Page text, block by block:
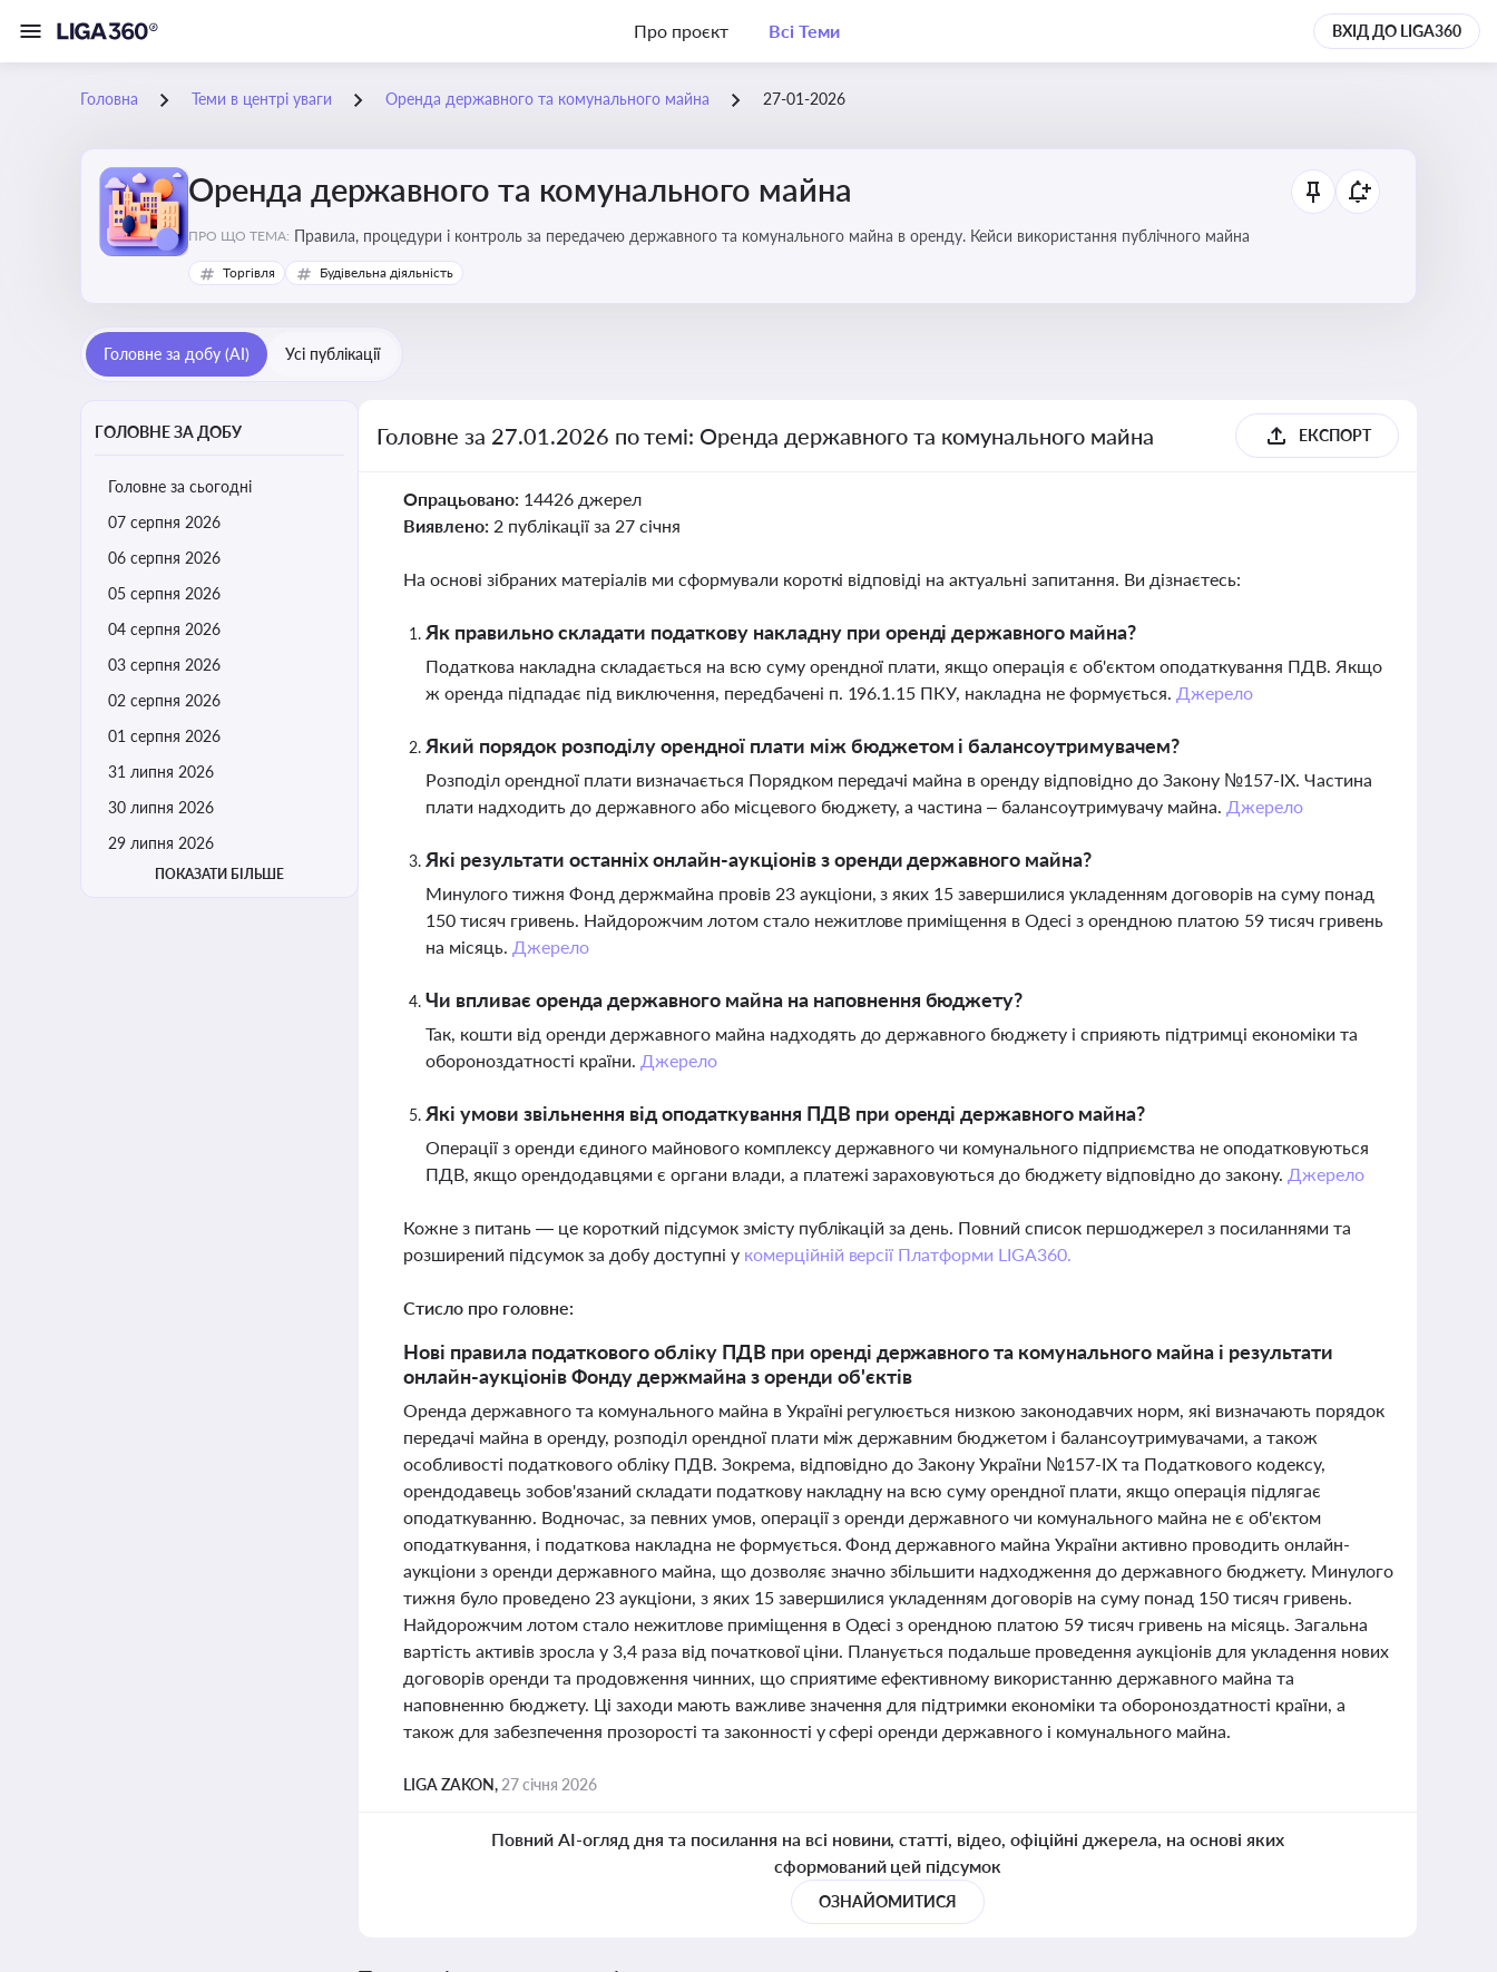
Про проєкт Всі Теми ВХІД ДО LIGA360
Головна Теми в центрі уваги Оренда державного та комунального майна 27-01-2026
Оренда державного та комунального майна
ПРО ЩО ТЕМА: Правила, процедури і контроль за передачею державного та комунального майна в оренду. Кейси використання публічного майна
Торгівля Будівельна діяльність
Головне за добу (AI) Усі публікації
ГОЛОВНЕ ЗА ДОБУ
Головне за сьогодні
07 серпня 2026
06 серпня 2026
05 серпня 2026
04 серпня 2026
03 серпня 2026
02 серпня 2026
01 серпня 2026
31 липня 2026
30 липня 2026
29 липня 2026
ПОКАЗАТИ БІЛЬШЕ
Головне за 27.01.2026 по темі: Оренда державного та комунального майна ЕКСПОРТ
Опрацьовано: 14426 джерел
Виявлено: 2 публікації за 27 січня
На основі зібраних матеріалів ми сформували короткі відповіді на актуальні запитання. Ви дізнаєтесь:
Як правильно складати податкову накладну при оренді державного майна?
Податкова накладна складається на всю суму орендної плати, якщо операція є об'єктом оподаткування ПДВ. Якщо
ж оренда підпадає під виключення, передбачені п. 196.1.15 ПКУ, накладна не формується. Джерело
Який порядок розподілу орендної плати між бюджетом і балансоутримувачем?
Розподіл орендної плати визначається Порядком передачі майна в оренду відповідно до Закону №157-IX. Частина
плати надходить до державного або місцевого бюджету, а частина – балансоутримувачу майна. Джерело
Які результати останніх онлайн-аукціонів з оренди державного майна?
Минулого тижня Фонд держмайна провів 23 аукціони, з яких 15 завершилися укладенням договорів на суму понад
150 тисяч гривень. Найдорожчим лотом стало нежитлове приміщення в Одесі з орендною платою 59 тисяч гривень
на місяць. Джерело
Чи впливає оренда державного майна на наповнення бюджету?
Так, кошти від оренди державного майна надходять до державного бюджету і сприяють підтримці економіки та
обороноздатності країни. Джерело
Які умови звільнення від оподаткування ПДВ при оренді державного майна?
Операції з оренди єдиного майнового комплексу державного чи комунального підприємства не оподатковуються
ПДВ, якщо орендодавцями є органи влади, а платежі зараховуються до бюджету відповідно до закону. Джерело
Кожне з питань — це короткий підсумок змісту публікацій за день. Повний список першоджерел з посиланнями та
розширений підсумок за добу доступні у комерційній версії Платформи LIGA360.
Стисло про головне:
Нові правила податкового обліку ПДВ при оренді державного та комунального майна і результати
онлайн-аукціонів Фонду держмайна з оренди об'єктів
Оренда державного та комунального майна в Україні регулюється низкою законодавчих норм, які визначають порядок
передачі майна в оренду, розподіл орендної плати між державним бюджетом і балансоутримувачами, а також
особливості податкового обліку ПДВ. Зокрема, відповідно до Закону України №157-IX та Податкового кодексу,
орендодавець зобов'язаний складати податкову накладну на всю суму орендної плати, якщо операція підлягає
оподаткуванню. Водночас, за певних умов, операції з оренди державного чи комунального майна не є об'єктом
оподаткування, і податкова накладна не формується. Фонд державного майна України активно проводить онлайн-
аукціони з оренди державного майна, що дозволяє значно збільшити надходження до державного бюджету. Минулого
тижня було проведено 23 аукціони, з яких 15 завершилися укладенням договорів на суму понад 150 тисяч гривень.
Найдорожчим лотом стало нежитлове приміщення в Одесі з орендною платою 59 тисяч гривень на місяць. Загальна
вартість активів зросла у 3,4 раза від початкової ціни. Планується подальше проведення аукціонів для укладення нових
договорів оренди та продовження чинних, що сприятиме ефективному використанню державного майна та
наповненню бюджету. Ці заходи мають важливе значення для підтримки економіки та обороноздатності країни, а
також для забезпечення прозорості та законності у сфері оренди державного і комунального майна.
LIGA ZAKON, 27 січня 2026
Повний AI-огляд дня та посилання на всі новини, статті, відео, офіційні джерела, на основі яких
сформований цей підсумок
ОЗНАЙОМИТИСЯ